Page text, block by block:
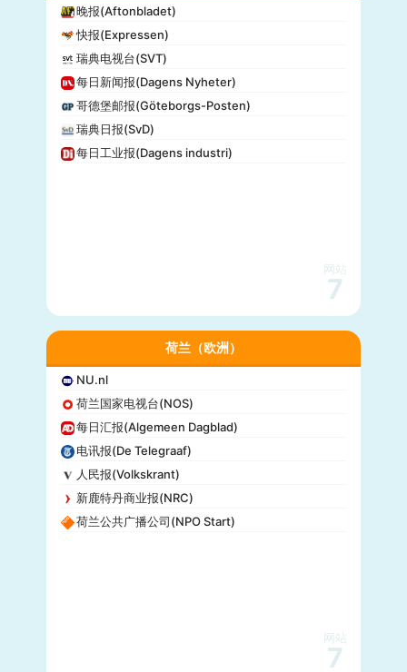
晚报(Aftonbladet)
快报(Expressen)
瑞典电视台(SVT)
每日新闻报(Dagens Nyheter)
哥德堡邮报(Göteborgs-Posten)
瑞典日报(SvD)
每日工业报(Dagens industri)
网站
7
荷兰（欧洲）
NU.nl
荷兰国家电视台(NOS)
每日汇报(Algemeen Dagblad)
电讯报(De Telegraaf)
人民报(Volkskrant)
新鹿特丹商业报(NRC)
荷兰公共广播公司(NPO Start)
网站
7